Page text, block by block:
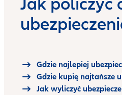
Gdzie najlepiej
Gdzie kupię najtańsze
Jak wyliczyć